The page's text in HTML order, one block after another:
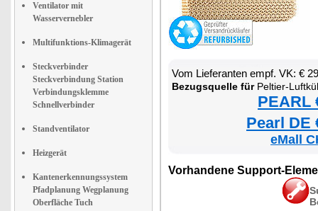
Ventilator mit
Wasservernebler
Multifunktions-Klimagerät
Steckverbinder
Steckverbindung Station
Verbindungsklemme
Schnellverbinder
Standventilator
Heizgerät
Kantenerkennungssystem
Pfadplanung Wegplanung
Oberfläche Tuch
Vom Lieferanten empf. VK: €
Bezugsquelle fürPeltier-Luftkühler,
PEARL
Pearl DE
eMall
Vorhandene Support-